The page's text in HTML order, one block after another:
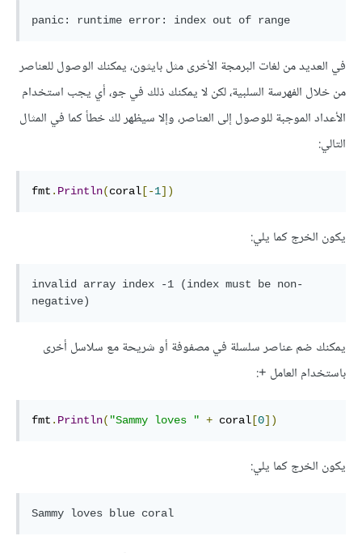
panic: runtime error: index out of range
في العديد من لغات البرمجة الأخرى مثل بايثون، يمكنك الوصول للعناصر
من خلال الفهرسة السلبية، لكن لا يمكنك ذلك في جو، أي يجب استخدام
الأعداد الموجبة للوصول إلى العناصر، وإلا سيظهر لك خطأ كما في المثال
التالي:
fmt . Println(coral [-1])
يكون الخرج كما يلي:
invalid array index -1 (index must be non-
negative)
يمكنك ضم عناصر سلسلة في مصفوفة أو شريحة مع سلاسل أخرى
باستخدام العامل +
:
fmt . Println( "Sammy loves " + coral [0])
يكون الخرج كما يلي:
Sammy loves blue coral